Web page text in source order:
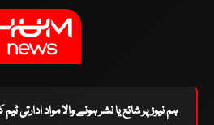
ہم نیوز پر شائع یا نشر ہونے والا مواد ادارتی